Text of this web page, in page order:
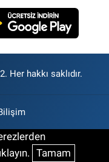
Her hakkı saklıdır.
Tamam